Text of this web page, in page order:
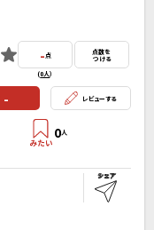
- 点
(0人）
点数を
つける
- レビューする
0人